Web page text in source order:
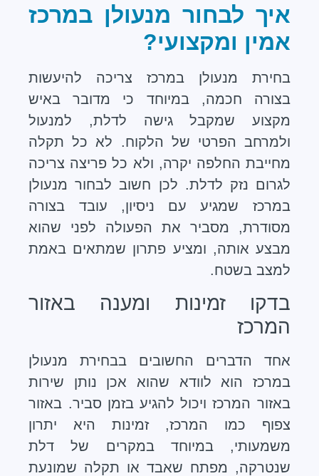
איך לבחור מנעולן במרכז
אמין ומקצועי?
בחירת מנעולן במרכז צריכה להיעשות
בצורה חכמה, במיוחד כי מדובר באיש
מקצוע שמקבל גישה לדלת, למנעול
ולמרחב הפרטי של הלקוח. לא כל תקלה
מחייבת החלפה יקרה, ולא כל פריצה צריכה
לגרום נזק לדלת. לכן חשוב לבחור מנעולן
במרכז שמגיע עם ניסיון, עובד בצורה
מסודרת, מסביר את הפעולה לפני שהוא
מבצע אותה, ומציע פתרון שמתאים באמת
למצב בשטח.
בדקו זמינות ומענה באזור
המרכז
אחד הדברים החשובים בבחירת מנעולן
במרכז הוא לוודא שהוא אכן נותן שירות
באזור המרכז ויכול להגיע בזמן סביר. באזור
צפוף כמו המרכז, זמינות היא יתרון
משמעותי, במיוחד במקרים של דלת
שנטרקה, מפתח שאבד או תקלה שמונעת